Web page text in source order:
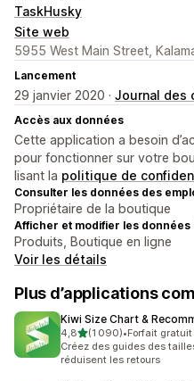
TaskHusky
Site web
5955 West Main Street,
Lancement
29 janvier 2020 · Journal des
Accès aux données
Cette application a besoin
pour fonctionner sur votre
lisant la politique de
Consulter les données des
Propriétaire de la boutique
Afficher et modifier les données
Produits, Boutique en ligne
Voir les détails
Plus d’applications
Kiwi Size Chart &
4,8étoile(s) sur 5
(1 090)
1090 avis au total
•Forfait
Créez des guides des
réduisent les retours